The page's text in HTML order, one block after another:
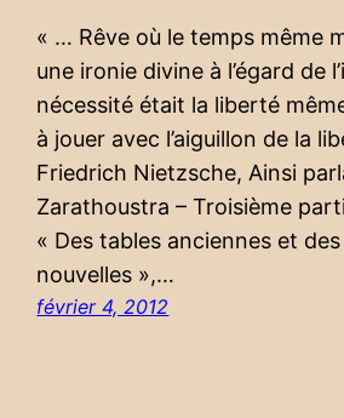
« … Rêve où le temps même
une ironie divine à l’égard de
nécessité était la liberté
à jouer avec l’aiguillon de la
Friedrich Nietzsche, Ainsi
Zarathoustra – Troisième
« Des tables anciennes et
nouvelles »,…
février 4, 2012